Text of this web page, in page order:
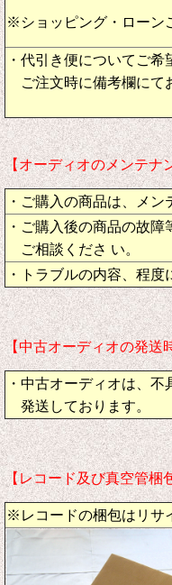
※ショッピング・ローン
・代引き便についてご希
ご注文時に備考欄にて
【オーディオのメンテナ
・ご購入の商品は、メ
・ご購入後の商品の故
ご相談くださ い。
・トラブルの内容、程
【中古オーディオの発送
・中古オーディオは、
発送しております。
【レコード及び真空管梱
※レコードの梱包はリサ